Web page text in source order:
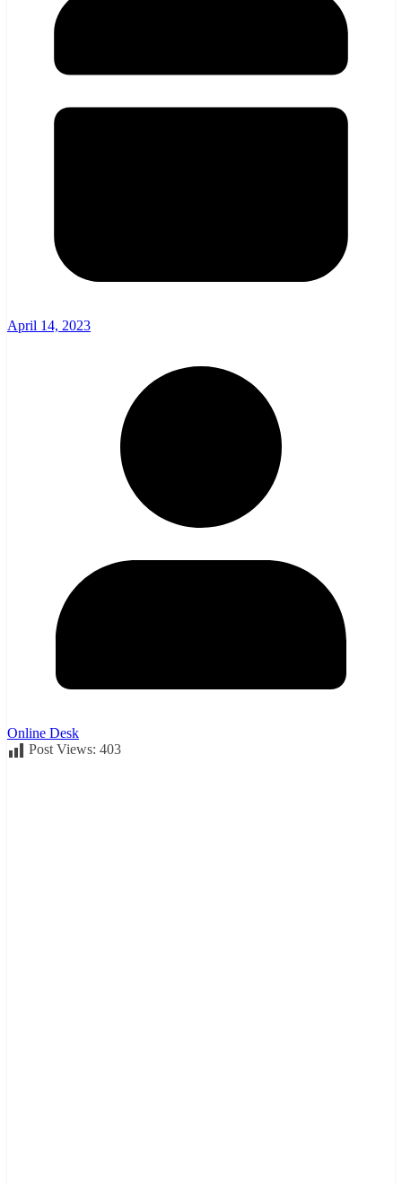
April 14, 2023
Online Desk
Post Views: 403